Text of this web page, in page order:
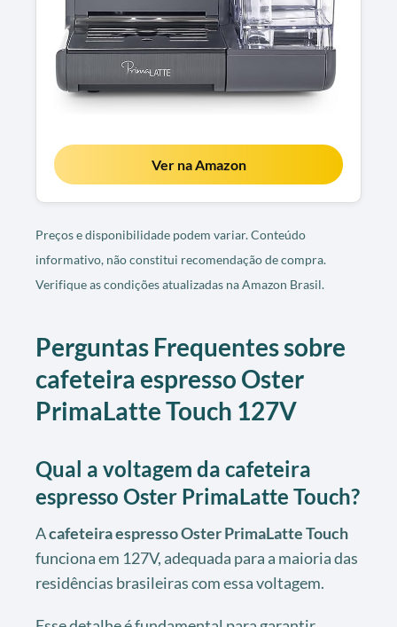
Ver na Amazon
Preços e disponibilidade podem variar. Conteúdo
informativo, não constitui recomendação de compra.
Verifique as condições atualizadas na Amazon Brasil.
Perguntas Frequentes sobre
cafeteira espresso Oster
PrimaLatte Touch 127V
Qual a voltagem da cafeteira
espresso Oster PrimaLatte Touch?
Acafeteira espresso Oster PrimaLatte Touch
funciona em 127V, adequada para a maioria das
residências brasileiras com essa voltagem.